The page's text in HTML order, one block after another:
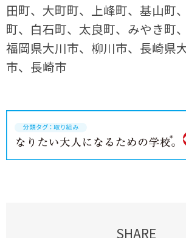
田町、大町町、上峰町、基山町
町、白石町、太良町、みやき町
福岡県大川市、柳川市、長崎県
市、長崎市
SHARE